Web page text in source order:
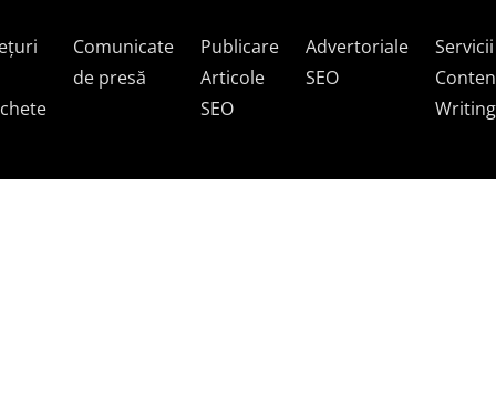
Comunicate
de presă
Publicare
Articole
SEO
Advertoriale
SEO
Servicii
Writing